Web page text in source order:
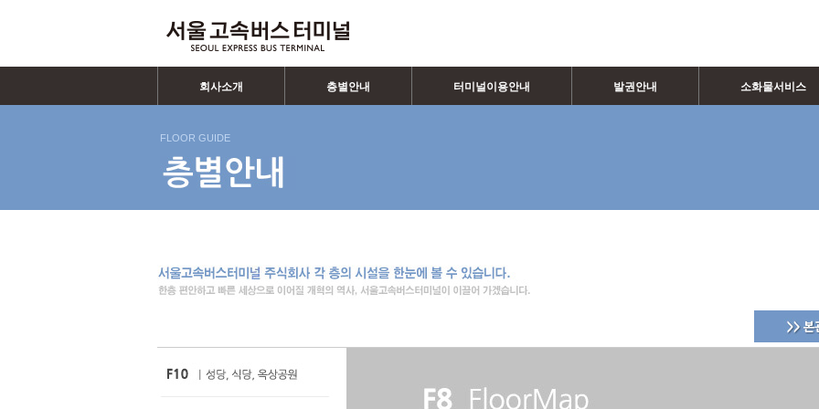
회사소개 층별안내 터미널이용안내 발권안내 소화물서비스
FLOOR GUIDE